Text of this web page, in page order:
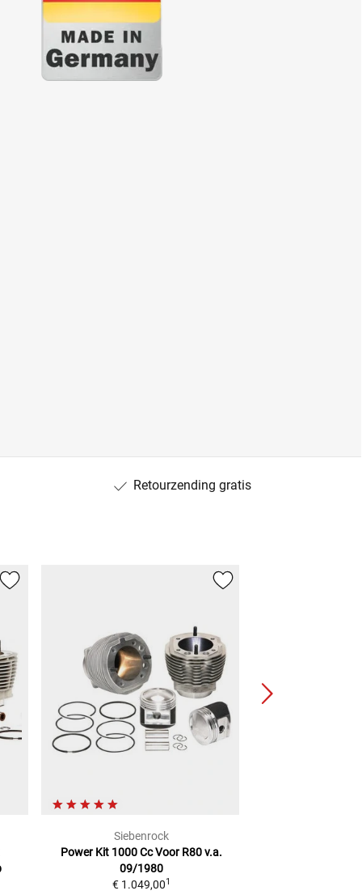
Retourzending gratis
Siebenrock
Power Kit 1000 CcVoor R80 v.a.
09/1980
€ 1.049,001